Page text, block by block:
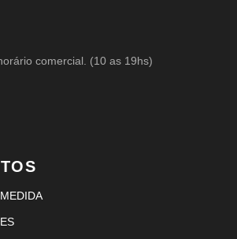
comercial. (10 as 19hs)